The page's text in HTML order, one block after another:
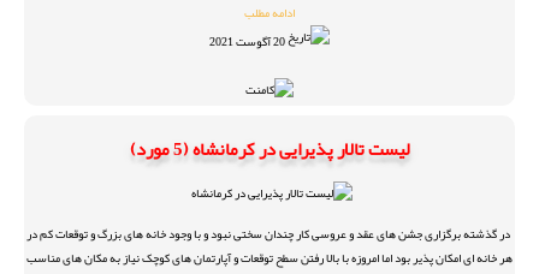
ادامه مطلب
20 آگوست 2021
لیست تالار پذیرایی در کرمانشاه (5 مورد)
در گذشته برگزاری جشن های عقد و عروسی کار چندان سختی نبود و با وجود خانه های بزرگ و توقعات کم در
هر خانه ای امکان پذیر بود اما امروزه با بالا رفتن سطح توقعات و آپارتمان های کوچک نیاز به مکان های مناسب